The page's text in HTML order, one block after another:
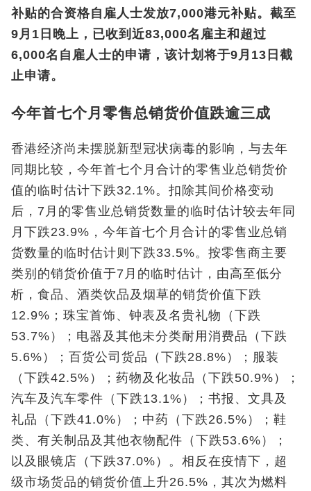
补贴的合资格自雇人士发放7,000港元补贴。截至
9月1日晚上，已收到近83,000名雇主和超过
6,000名自雇人士的申请，该计划将于9月13日截
止申请。
今年首七个月零售总销货价值跌逾三成
香港经济尚未摆脱新型冠状病毒的影响，与去年
同期比较，今年首七个月合计的零售业总销货价
值的临时估计下跌32.1%。扣除其间价格变动
后，7月的零售业总销货数量的临时估计较去年同
月下跌23.9%，今年首七个月合计的零售业总销
货数量的临时估计则下跌33.5%。按零售商主要
类别的销货价值于7月的临时估计，由高至低分
析，食品、酒类饮品及烟草的销货价值下跌
12.9%；珠宝首饰、钟表及名贵礼物（下跌
53.7%）；电器及其他未分类耐用消费品（下跌
5.6%）；百货公司货品（下跌28.8%）；服装
（下跌42.5%）；药物及化妆品（下跌50.9%）；
汽车及汽车零件（下跌13.1%）；书报、文具及
礼品（下跌41.0%）；中药（下跌26.5%）；鞋
类、有关制品及其他衣物配件（下跌53.6%）；
以及眼镜店（下跌37.0%）。相反在疫情下，超
级市场货品的销货价值上升26.5%，其次为燃料